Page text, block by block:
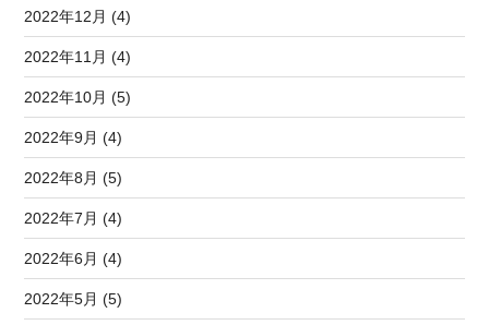
2022年12月 (4)
2022年11月 (4)
2022年10月 (5)
2022年9月 (4)
2022年8月 (5)
2022年7月 (4)
2022年6月 (4)
2022年5月 (5)